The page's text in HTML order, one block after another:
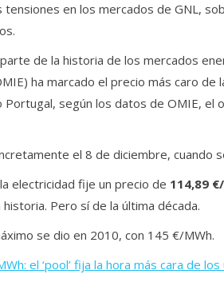
en los mercados de GNL,
de la historia de los mercados
ha marcado el precio más caro de
según los datos de OMIE, el
el 8 de diciembre, cuando
electricidad fije un precio de 114,89
Pero sí de la última década.
se dio en 2010, con 145 €/MWh.
el ‘pool’ fija la hora más cara de